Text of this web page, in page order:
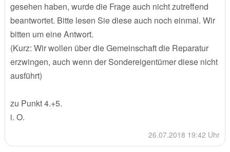
gesehen haben, wurde die Frage auch nicht zutreffend
beantwortet. Bitte lesen Sie diese auch noch einmal. Wir
bitten um eine Antwort.
(Kurz: Wir wollen über die Gemeinschaft die Reparatur
erzwingen, auch wenn der Sondereigentümer diese nicht
ausführt)
zu Punkt 4.+5.
i. O.
26.07.2018 19:42 Uhr